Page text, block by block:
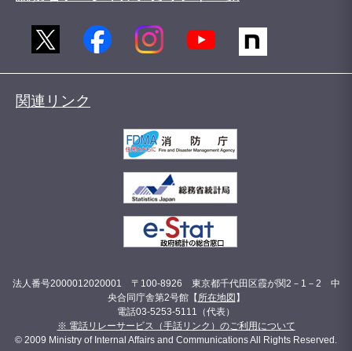
関連リンク
法人番号2000012020001 〒100-8926 東京都千代田区霞が関2－1－2 中
央合同庁舎第2号館【 所在地図 】
電話03-5253-5111（代表）
※ 電話リレーサービス（手話リンク）のご利用について
© 2009 Ministry of Internal Affairs and Communications All Rights Reserved.